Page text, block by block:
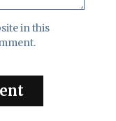
in this